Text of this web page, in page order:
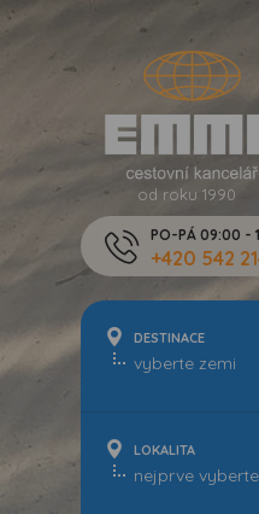
od roku 1990
PO-PÁ 09:00 -
+420 542
DESTINACE
LOKALITA